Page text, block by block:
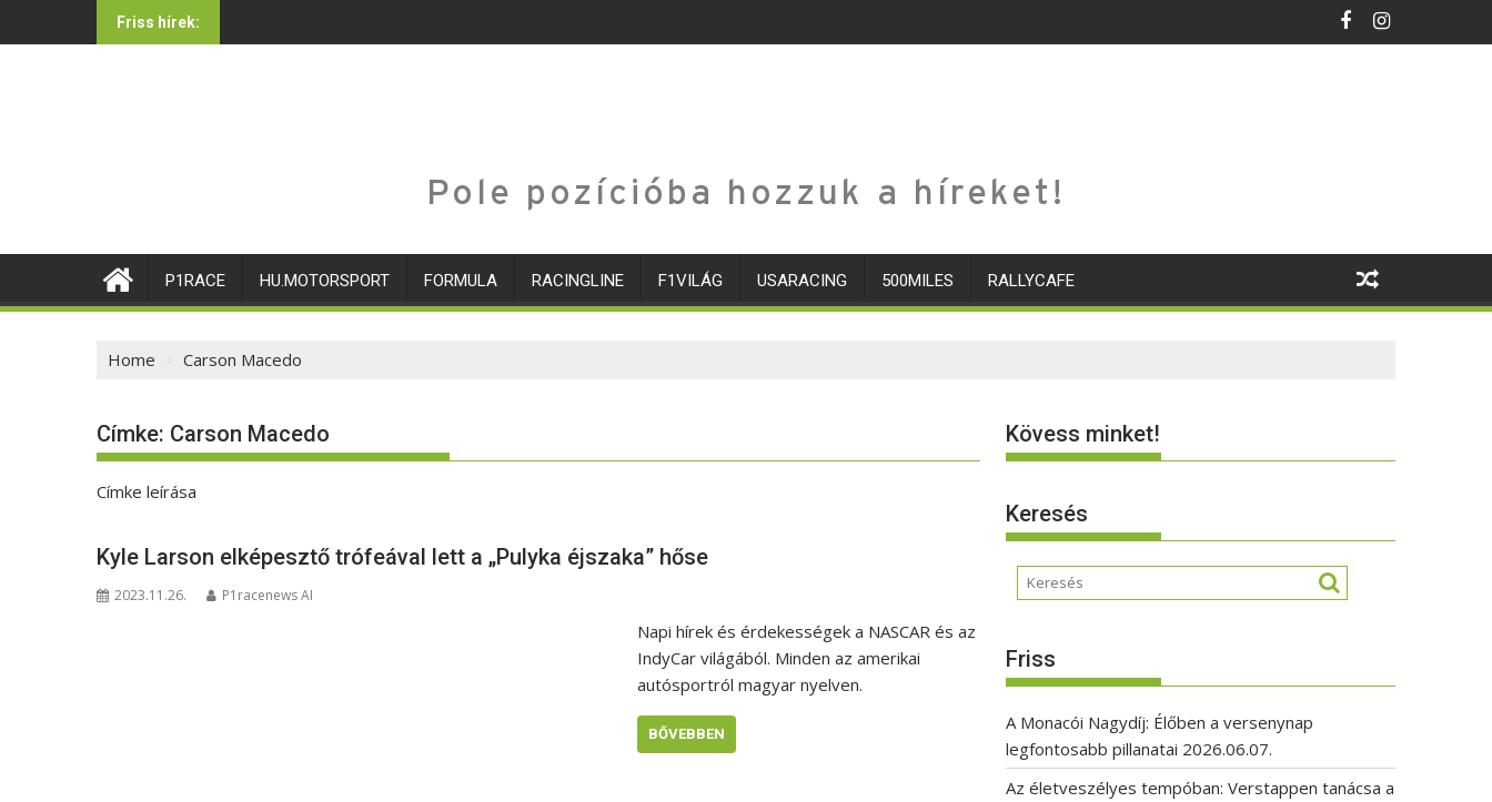
to
Friss hírek:
Pole pozícióba hozzuk a híreket!
P1RACE HU.MOTORSPORT FORMULA RACINGLINE F1VILÁG USARACING 500MILES RALLYCAFE
Home Carson Macedo
Címke: Carson Macedo
Címke leírása
Kyle Larson elképesztő trófeával lett a „Pulyka éjszaka” hőse
2023.11.26. P1racenews AI
Napi hírek és érdekességek a NASCAR és az
IndyCar világából. Minden az amerikai
autósportról magyar nyelven.
BŐVEBBEN
Kövess minket!
Keresés
Friss
A Monacói Nagydíj: Élőben a versenynap
legfontosabb pillanatai 2026.06.07.
Az életveszélyes tempóban: Verstappen tanácsa a